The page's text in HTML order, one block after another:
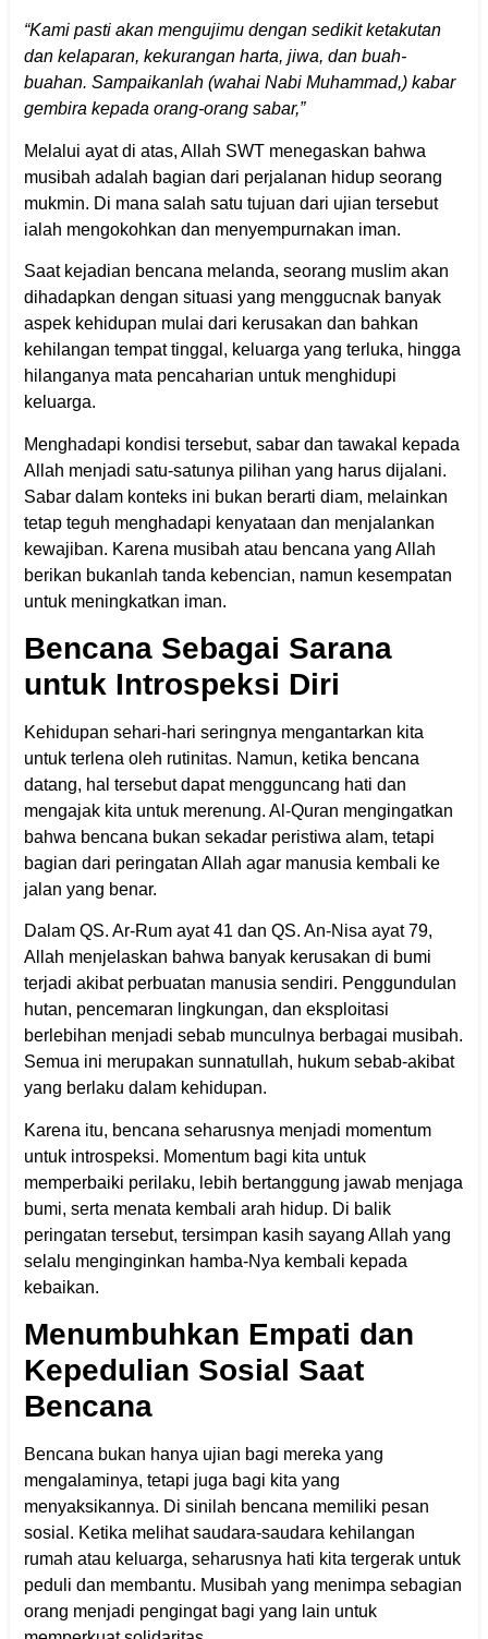
“Kami pasti akan mengujimu dengan sedikit ketakutan
dan kelaparan, kekurangan harta, jiwa, dan buah-
buahan. Sampaikanlah (wahai Nabi Muhammad,) kabar
gembira kepada orang-orang sabar,”
Melalui ayat di atas, Allah SWT menegaskan bahwa
musibah adalah bagian dari perjalanan hidup seorang
mukmin. Di mana salah satu tujuan dari ujian tersebut
ialah mengokohkan dan menyempurnakan iman.
Saat kejadian bencana melanda, seorang muslim akan
dihadapkan dengan situasi yang menggucnak banyak
aspek kehidupan mulai dari kerusakan dan bahkan
kehilangan tempat tinggal, keluarga yang terluka, hingga
hilanganya mata pencaharian untuk menghidupi
keluarga.
Menghadapi kondisi tersebut, sabar dan tawakal kepada
Allah menjadi satu-satunya pilihan yang harus dijalani.
Sabar dalam konteks ini bukan berarti diam, melainkan
tetap teguh menghadapi kenyataan dan menjalankan
kewajiban. Karena musibah atau bencana yang Allah
berikan bukanlah tanda kebencian, namun kesempatan
untuk meningkatkan iman.
Bencana Sebagai Sarana
untuk Introspeksi Diri
Kehidupan sehari-hari seringnya mengantarkan kita
untuk terlena oleh rutinitas. Namun, ketika bencana
datang, hal tersebut dapat mengguncang hati dan
mengajak kita untuk merenung. Al-Quran mengingatkan
bahwa bencana bukan sekadar peristiwa alam, tetapi
bagian dari peringatan Allah agar manusia kembali ke
jalan yang benar.
Dalam QS. Ar-Rum ayat 41 dan QS. An-Nisa ayat 79,
Allah menjelaskan bahwa banyak kerusakan di bumi
terjadi akibat perbuatan manusia sendiri. Penggundulan
hutan, pencemaran lingkungan, dan eksploitasi
berlebihan menjadi sebab munculnya berbagai musibah.
Semua ini merupakan sunnatullah, hukum sebab-akibat
yang berlaku dalam kehidupan.
Karena itu, bencana seharusnya menjadi momentum
untuk introspeksi. Momentum bagi kita untuk
memperbaiki perilaku, lebih bertanggung jawab menjaga
bumi, serta menata kembali arah hidup. Di balik
peringatan tersebut, tersimpan kasih sayang Allah yang
selalu menginginkan hamba-Nya kembali kepada
kebaikan.
Menumbuhkan Empati dan
Kepedulian Sosial Saat
Bencana
Bencana bukan hanya ujian bagi mereka yang
mengalaminya, tetapi juga bagi kita yang
menyaksikannya. Di sinilah bencana memiliki pesan
sosial. Ketika melihat saudara-saudara kehilangan
rumah atau keluarga, seharusnya hati kita tergerak untuk
peduli dan membantu. Musibah yang menimpa sebagian
orang menjadi pengingat bagi yang lain untuk